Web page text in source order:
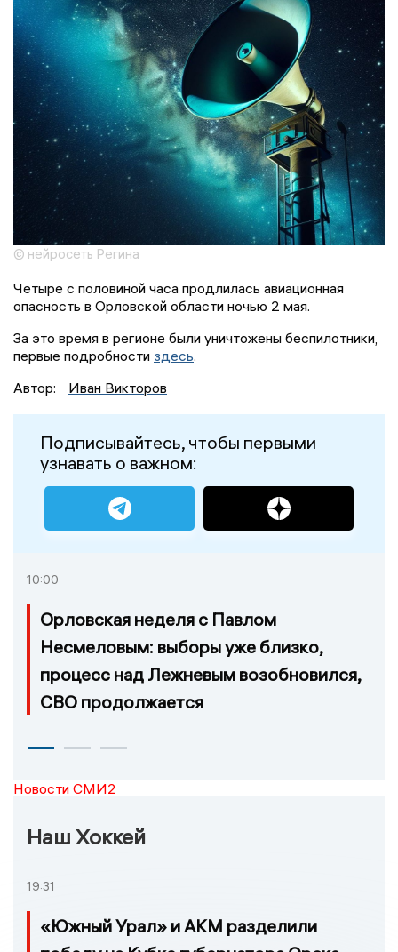
© нейросеть Регина
Четыре с половиной часа продлилась авиационная
опасность в Орловской области ночью 2 мая.
За это время в регионе были уничтожены беспилотники,
первые подробности здесь.
Автор:
Иван Викторов
Подписывайтесь, чтобы первыми
узнавать о важном:
10:00
Орловская неделя с Павлом
Несмеловым: выборы уже близко,
процесс над Лежневым возобновился,
СВО продолжается
Новости СМИ2
Наш Хоккей
19:31
«Южный Урал» и АКМ разделили